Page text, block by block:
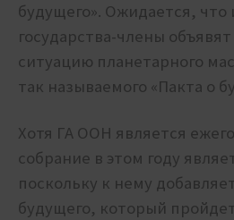
будущего». Ожидается,
государства-члены
ситуацию планетарного
так называемого «Пакта о
Хотя ГА ООН является
собрание в этом году
поскольку к нему
будущего, который